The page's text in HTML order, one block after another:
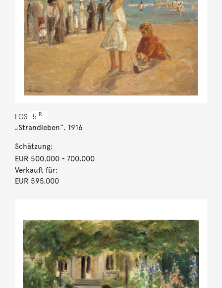
LOS 5 R
„Strandleben“. 1916
Schätzung:
EUR 500.000- 700.000
Verkauft für:
EUR 595.000